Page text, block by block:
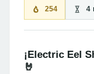
254 4
¡Electric Eel
🤘